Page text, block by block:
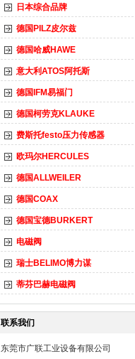
日本综合品牌
德国PILZ皮尔兹
德国哈威HAWE
意大利ATOS阿托斯
德国IFM易福门
德国柯劳克KLAUKE
费斯托festo压力传感器
欧玛尔HERCULES
德国ALLWEILER
德国COAX
德国宝德BURKERT
电磁阀
瑞士BELIMO博力谋
蒂芬巴赫电磁阀
联系我们
东莞市广联工业设备有限公司